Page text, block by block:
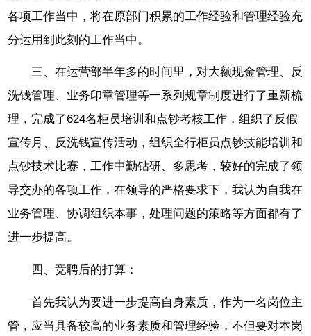
各项工作当中，将在原部门积累的工作经验和管理经验充
分运用到此刻的工作当中。
三、在运营部半年多的时间里，对大额现金管理、反
洗钱管理、业务印章管理等一系列规章制度进行了重新梳
理，完成了624名柜员培训和点钞考核工作，组织了反假
宣传月、反洗钱宣传活动，组织全行柜员点钞技能培训和
点钞技术比赛，工作中勤钻研、多思考，较好的完成了领
导交办的各项工作，在领导的严格要求下，我认为自我在
业务管理、协调组织本事，处理问题的策略等方面都有了
进一步提高。
四、竞聘后的打算：
首先我认为要进一步提高自身素质，作为一名岗位主
管，应当具备较高的业务素质和管理经验，不但要对本岗